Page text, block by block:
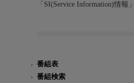
「SI(Service Information)情
番組表
番組検索